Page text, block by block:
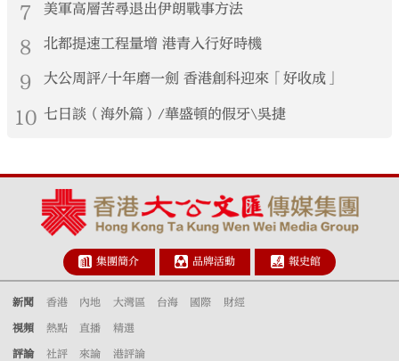
7 美軍高層苦尋退出伊朗戰事方法
8 北都提速工程量增 港青入行好時機
9 大公周評/十年磨一劍 香港創科迎來「好收成」
10 七日談（海外篇）/華盛頓的假牙\吳捷
集團簡介 品牌活動 報史館
新聞 香港 內地 大灣區 台海 國際 財經
視頻 熱點 直播 精選
評論 社評 來論 港評論